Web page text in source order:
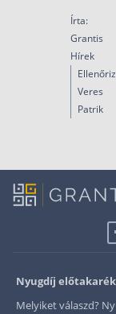
Írta:
Grantis
Hírek
Veres
Patrik
Nyugdíj
Melyiket válaszd?